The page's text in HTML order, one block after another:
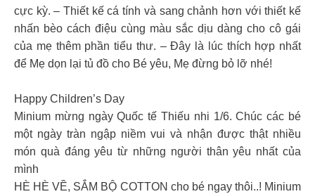
cực kỳ. – Thiết kế cá tính và sang chảnh hơn với thiết kế
nhấn bèo cách điệu cùng màu sắc dịu dàng cho cô gái
của mẹ thêm phần tiểu thư. – Đây là lúc thích hợp nhất
để Mẹ dọn lại tủ đồ cho Bé yêu, Mẹ đừng bỏ lỡ nhé!
Happy Children’s Day
Minium mừng ngày Quốc tế Thiếu nhi 1/6. Chúc các bé
một ngày tràn ngập niềm vui và nhận được thật nhiều
món quà đáng yêu từ những người thân yêu nhất của
mình
HÈ HÈ VỀ, SẮM BỘ COTTON cho bé ngay thôi..! Minium